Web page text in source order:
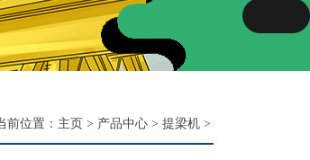
前位置： 主页 > 产品中心 > 提梁机 >